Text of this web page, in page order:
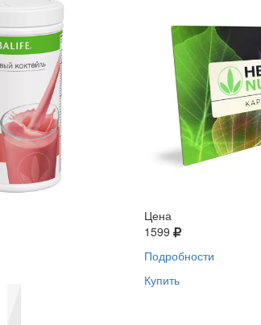
Цена
1599
Подробности
Купить